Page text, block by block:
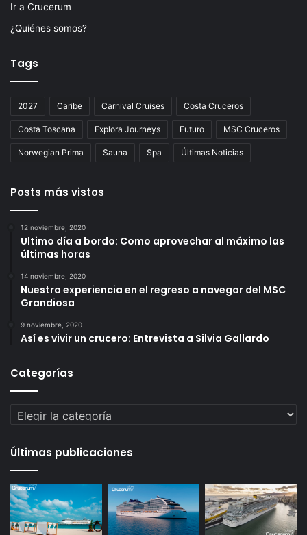
Ir a Crucerum
¿Quiénes somos?
Tags
2027 Caribe Carnival Cruises Costa Cruceros
Costa Toscana Explora Journeys Futuro MSC Cruceros
Norwegian Prima Sauna Spa Últimas Noticias
Posts más vistos
12 noviembre, 2020
Ultimo día a bordo: Como aprovechar al máximo las
últimas horas
14 noviembre, 2020
Nuestra experiencia en el regreso a navegar del MSC
Grandiosa
9 noviembre, 2020
Así es vivir un crucero: Entrevista a Silvia Gallardo
Categorías
Categorías
Últimas publicaciones